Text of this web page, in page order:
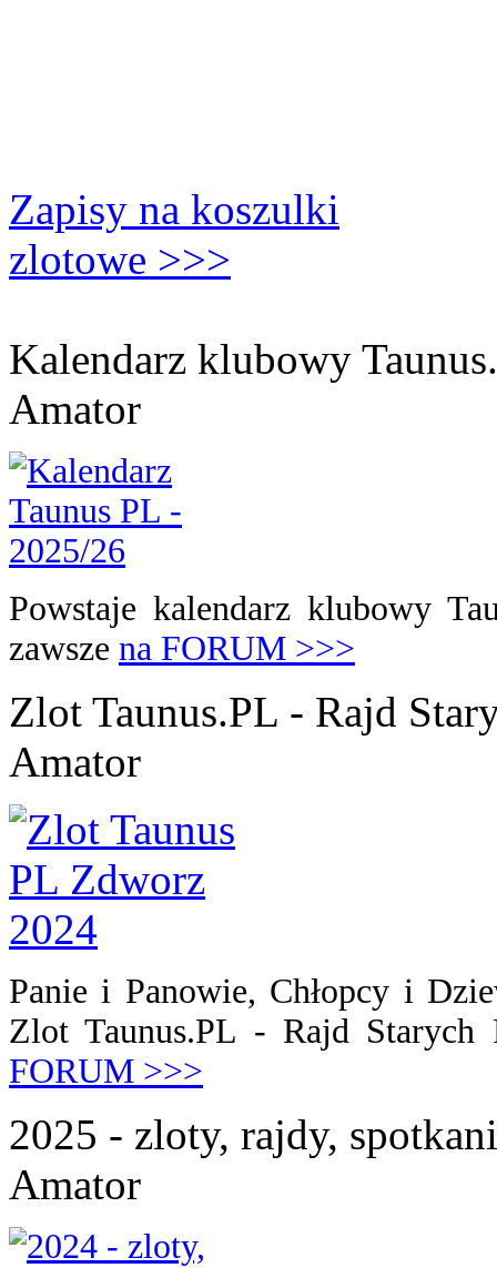
Zapisy na koszulki
zlotowe >>>
Kalendarz klubowy
Amator
Powstaje kalendarz klubowy
zawsze na FORUM >>>
Zlot Taunus.PL - Rajd
Amator
Panie i Panowie, Chłopcy i
Zlot Taunus.PL - Rajd
FORUM >>>
2025 - zloty, rajdy,
Amator